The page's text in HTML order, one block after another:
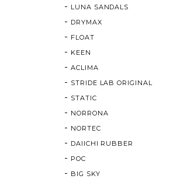
LUNA SANDALS
DRYMAX
FLOAT
KEEN
ACLIMA
STRIDE LAB ORIGINAL
STATIC
NORRONA
NORTEC
DAIICHI RUBBER
POC
BIG SKY